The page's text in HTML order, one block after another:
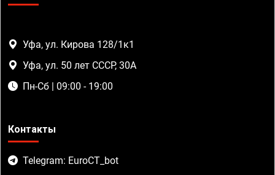
Уфа, ул. Кирова 128/1к1
Уфа, ул. 50 лет СССР, 30А
Пн-Сб | 09:00 - 19:00
Контакты
Telegram: EuroCT_bot